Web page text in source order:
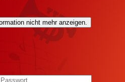
nicht mehr anzeigen.